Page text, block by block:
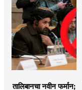
तालिबानचा नवीन फर्मान;